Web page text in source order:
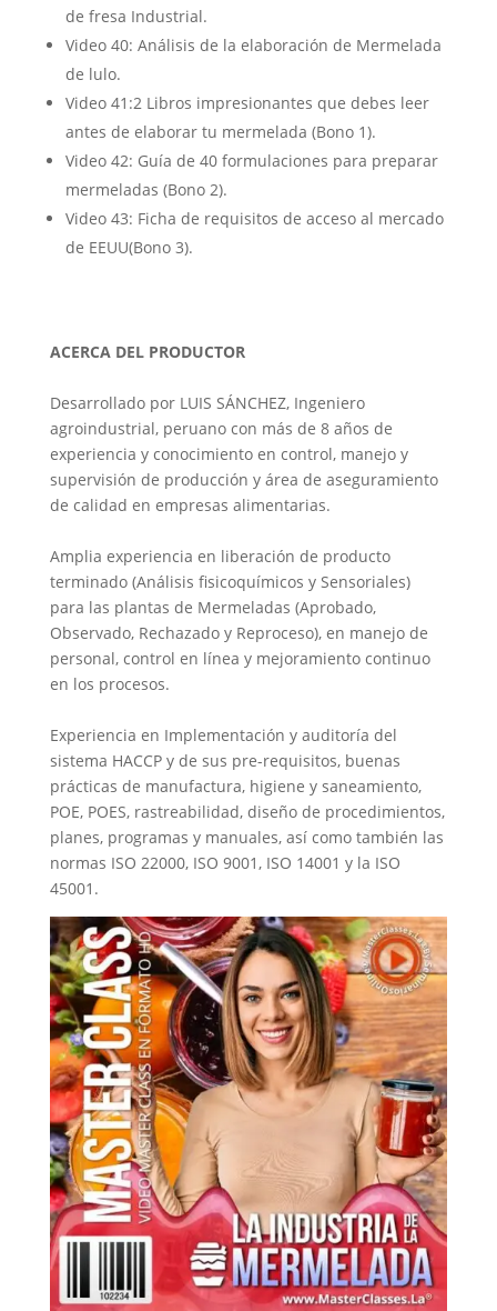
de fresa Industrial.
Video 40: Análisis de la elaboración de Mermelada
de lulo.
Video 41:2 Libros impresionantes que debes leer
antes de elaborar tu mermelada (Bono 1).
Video 42: Guía de 40 formulaciones para preparar
mermeladas (Bono 2).
Video 43: Ficha de requisitos de acceso al mercado
de EEUU(Bono 3).
ACERCA DEL PRODUCTOR
Desarrollado por LUIS SÁNCHEZ, Ingeniero
agroindustrial, peruano con más de 8 años de
experiencia y conocimiento en control, manejo y
supervisión de producción y área de aseguramiento
de calidad en empresas alimentarias.
Amplia experiencia en liberación de producto
terminado (Análisis fisicoquímicos y Sensoriales)
para las plantas de Mermeladas (Aprobado,
Observado, Rechazado y Reproceso), en manejo de
personal, control en línea y mejoramiento continuo
en los procesos.
Experiencia en Implementación y auditoría del
sistema HACCP y de sus pre-requisitos, buenas
prácticas de manufactura, higiene y saneamiento,
POE, POES, rastreabilidad, diseño de procedimientos,
planes, programas y manuales, así como también las
normas ISO 22000, ISO 9001, ISO 14001 y la ISO
45001.